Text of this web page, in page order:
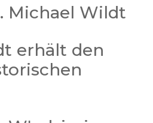
Michael Wildt
erhält den